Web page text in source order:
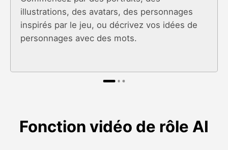
illustrations, des avatars, des personnages
inspirés par le jeu, ou décrivez vos idées de
personnages avec des mots.
Fonction vidéo de rôle AI